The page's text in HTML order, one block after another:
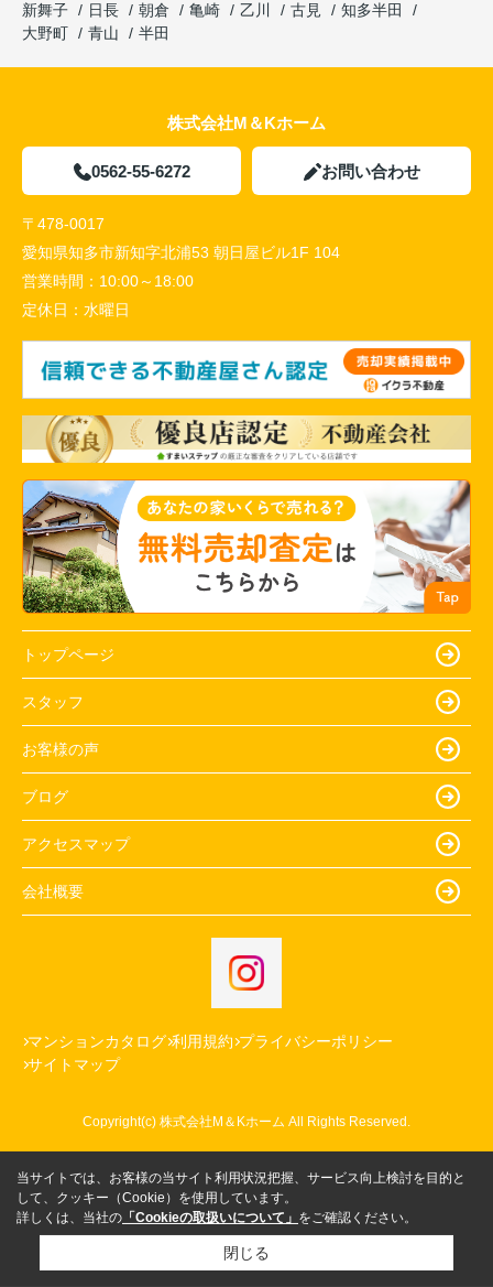
新舞子
日長 朝倉 亀崎 乙川 古見
知多半田
大野町
青山 半田
株式会社M＆Kホーム
0562-55-6272 お問い合わせ
〒478-0017
愛知県知多市新知字北浦53 朝日屋ビル1F 104
営業時間： 10:00～18:00
定休日： 水曜日
トップページ
スタッフ
お客様の声
ブログ
アクセスマップ
会社概要
マンションカタログ 利用規約 プライバシーポリシー
サイトマップ
Copyright(c) 株式会社M＆Kホーム All Rights Reserved.
当サイトでは、お客様の当サイト利用状況把握、サービス向上検討を目的と
して、クッキー（Cookie）を使用しています。
詳しくは、当社の 「Cookieの取扱いについて」 をご確認ください。
閉じる